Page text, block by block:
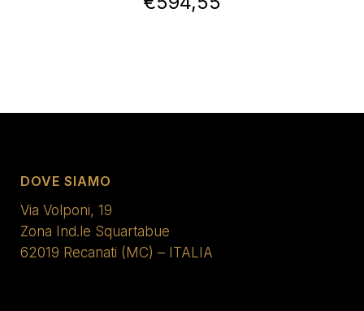
DOVE SIAMO
Via Volponi, 19
Zona Ind.le Squartabue
62019 Recanati (MC) – ITALIA